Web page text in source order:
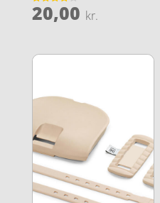
Vurderet
3.8
20,00 kr.